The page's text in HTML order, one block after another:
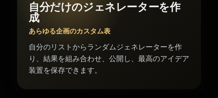
自分だけのジェネレーターを作
成
あらゆる企画のカスタム表
自分のリストからランダムジェネレーターを作
り、結果を組み合わせ、公開し、最高のアイデア
装置を保存できます。